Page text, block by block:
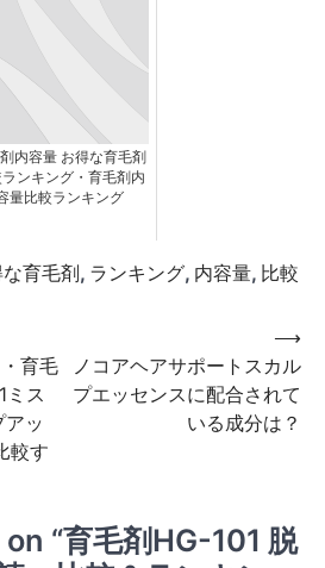
内容量 お得な育毛剤
ランキング・育毛剤内
量比較ランキング
育毛剤, ランキング, 内容量, 比較
育毛
ミス
アッ
較す
ノコアヘアサポートスカル
プエッセンスに配合されて
いる成分は？
⟶
“育毛剤HG-101 脱